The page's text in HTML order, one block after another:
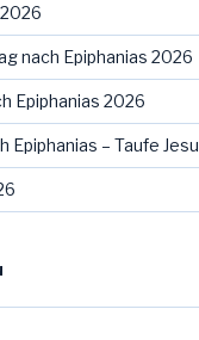
nach Epiphanias 2026
Epiphanias 2026
Epiphanias – Taufe Jesu